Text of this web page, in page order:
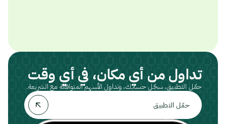
تداول من أي مكان، في أي وقت
حمّل التطبيق، سجّل حسابك، وتداول الأسهم المتوافقة مع الشريعة.
حمّل التطبيق